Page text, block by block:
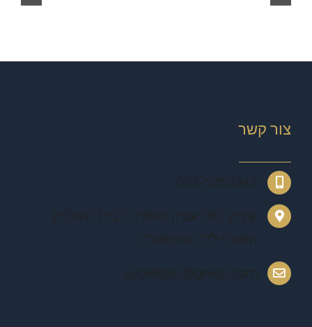
צור קשר
053-5353343
קיבוץ כפר עציון (הפניה לבית העלמין
האזורי ליד החממות)
eyalelbar@gmail.com